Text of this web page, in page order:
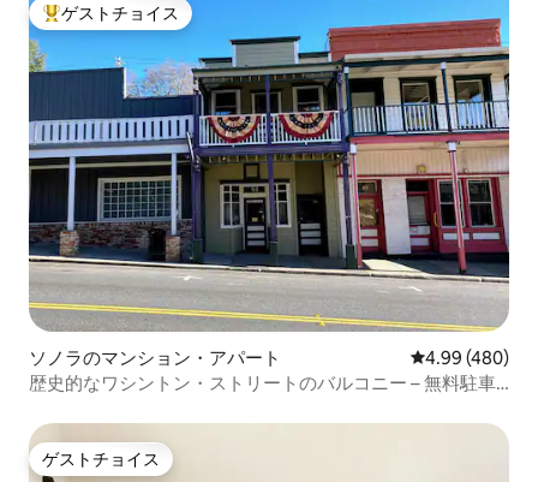
大好評のゲストチョイスです。
ゲストチョイス
ソノラのマンション・アパート レビュー480
4.99 (480)
歴史的なワシントン・ストリートのバルコニー – 無料駐車
ゲストチョイス
ゲストチョイス